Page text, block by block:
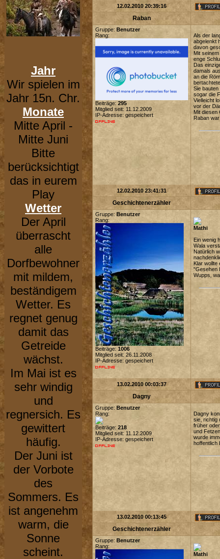
Jahr
Wir spielen im
Jahr 15n. Chr.
Monate
Mitte April -
Mitte Juni
Bitte
berücksichtigt
das in eurem
Play
Wetter
Der April
überrascht
alle
Dorfbewohner
mit mildem,
beständigem
Wetter. Es
regnet genug
damit das
Getreide
wächst.
Im Mai ist es
sehr windig
und
regnersich. Es
gewittert
häufig.
Der Juni ist
der Vorbote
des
Sommers. Es
ist angenehm
warm, die
Sonne
scheint.
12.02.2010 20:39:16
Raban
Gruppe: Benutzer
Rang:
Beiträge: 295
Mitglied seit: 11.12.2009
IP-Adresse: gespeichert
Als der
abgelenkt
davon
Mit
enge
Das
damals
an die
Sie
sogar die
Vielleicht
vor der
Mit diesen
Raban
12.02.2010 23:41:31
Geschichtenerzähler
Gruppe: Benutzer
Rang:
Beiträge: 1006
Mitglied seit: 26.11.2008
IP-Adresse: gespeichert
Mathi
Ein wenig
Wala
Natürlich
Klar wollte
"Gesehen
Wupps,
13.02.2010 00:03:37
Dagny
Gruppe: Benutzer
Rang:
Beiträge: 218
Mitglied seit: 11.12.2009
IP-Adresse: gespeichert
Dagny
sie, richtig
früher
und
wurde
hoffentlich
13.02.2010 00:13:45
Geschichtenerzähler
Gruppe: Benutzer
Rang:
Mathi